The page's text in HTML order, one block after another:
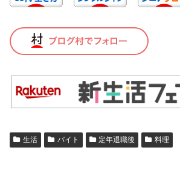
生活 バイト 定年退職後 料理